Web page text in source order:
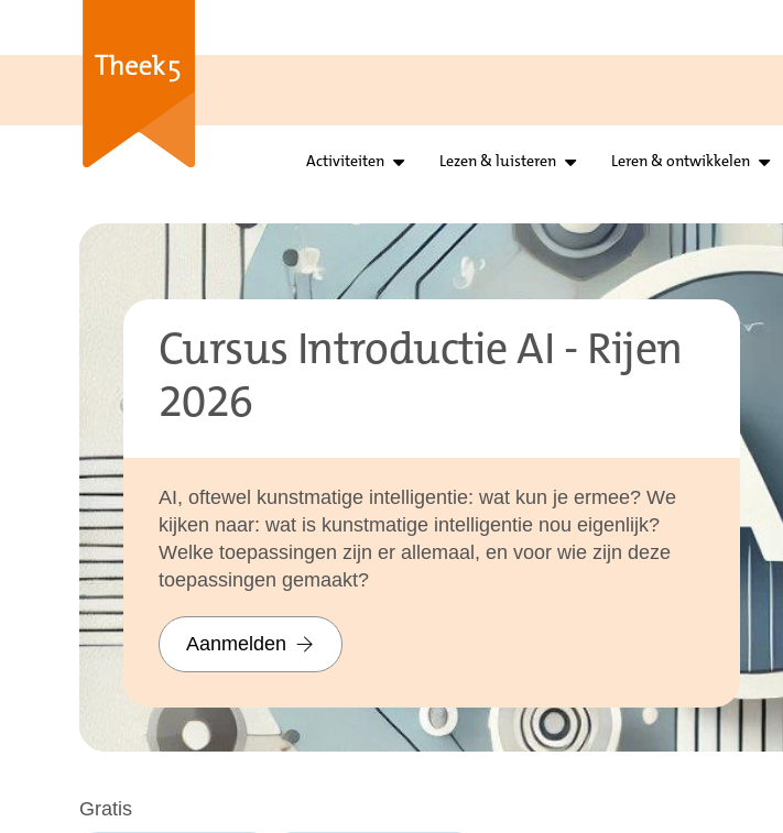
Activiteiten Lezen & luisteren Leren & ontwikkelen
Cursus Introductie AI - Rijen
2026
AI, oftewel kunstmatige intelligentie: wat kun je ermee? We
kijken naar: wat is kunstmatige intelligentie nou eigenlijk?
Welke toepassingen zijn er allemaal, en voor wie zijn deze
toepassingen gemaakt?
Aanmelden
Gratis